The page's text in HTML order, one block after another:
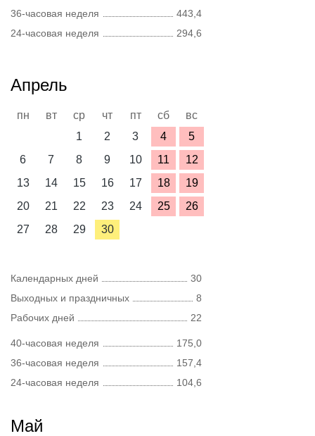
36-часовая неделя
443,4
24-часовая неделя
294,6
Апрель
пн вт ср чт пт сб
вс
1
2 3 4
5
6
7 8 9 10 11
12
13
14 15 16 17 18
19
20
21 22 23 24 25
26
27
28 29 30
Календарных дней
30
Выходных и праздничных
8
Рабочих дней
22
40-часовая неделя
175,0
36-часовая неделя
157,4
24-часовая неделя
104,6
Май